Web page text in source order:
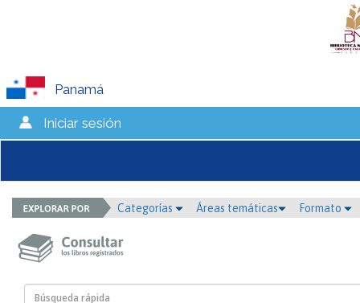
Panamá
Iniciar sesión
Categorías Áreas temáticas Formato